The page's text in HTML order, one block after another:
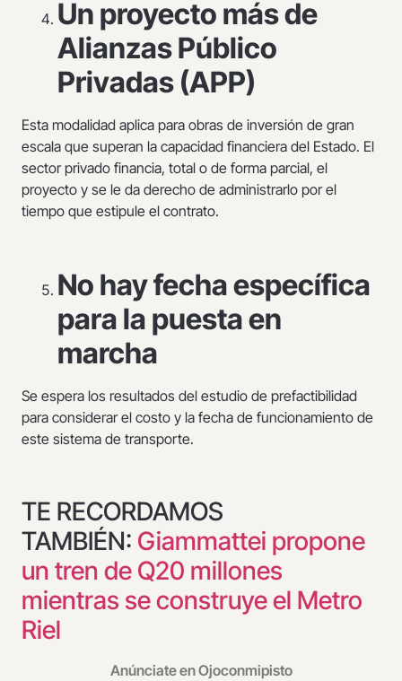
Un proyecto más de
Alianzas Público
Privadas (APP)
Esta modalidad aplica para obras de inversión de gran
escala que superan la capacidad financiera del Estado. El
sector privado financia, total o de forma parcial, el
proyecto y se le da derecho de administrarlo por el
tiempo que estipule el contrato.
No hay fecha específica
para la puesta en
marcha
Se espera los resultados del estudio de prefactibilidad
para considerar el costo y la fecha de funcionamiento de
este sistema de transporte.
TE RECORDAMOS
TAMBIÉN: Giammattei propone
un tren de Q20 millones
mientras se construye el Metro
Riel
Anúnciate en Ojoconmipisto